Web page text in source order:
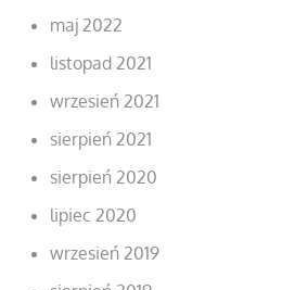
maj 2022
listopad 2021
wrzesień 2021
sierpień 2021
sierpień 2020
lipiec 2020
wrzesień 2019